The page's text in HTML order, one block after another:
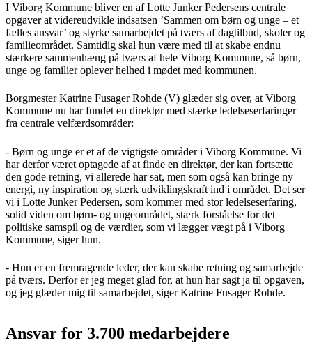
I Viborg Kommune bliver en af Lotte Junker Pedersens centrale
opgaver at videreudvikle indsatsen ’Sammen om børn og unge – et
fælles ansvar’ og styrke samarbejdet på tværs af dagtilbud, skoler og
familieområdet. Samtidig skal hun være med til at skabe endnu
stærkere sammenhæng på tværs af hele Viborg Kommune, så børn,
unge og familier oplever helhed i mødet med kommunen.
Borgmester Katrine Fusager Rohde (V) glæder sig over, at Viborg
Kommune nu har fundet en direktør med stærke ledelseserfaringer
fra centrale velfærdsområder:
- Børn og unge er et af de vigtigste områder i Viborg Kommune. Vi
har derfor været optagede af at finde en direktør, der kan fortsætte
den gode retning, vi allerede har sat, men som også kan bringe ny
energi, ny inspiration og stærk udviklingskraft ind i området. Det ser
vi i Lotte Junker Pedersen, som kommer med stor ledelseserfaring,
solid viden om børn- og ungeområdet, stærk forståelse for det
politiske samspil og de værdier, som vi lægger vægt på i Viborg
Kommune, siger hun.
- Hun er en fremragende leder, der kan skabe retning og samarbejde
på tværs. Derfor er jeg meget glad for, at hun har sagt ja til opgaven,
og jeg glæder mig til samarbejdet, siger Katrine Fusager Rohde.
Ansvar for 3.700 medarbejdere